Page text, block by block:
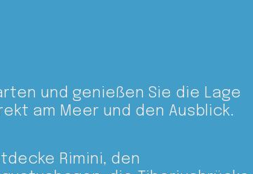
und genießen Sie die Lage
am Meer und den Ausblick.
Rimini, den